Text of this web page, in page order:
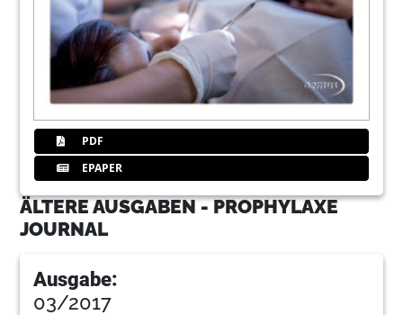
PDF
EPAPER
ÄLTERE AUSGABEN - PROPHYLAXE
JOURNAL
Ausgabe:
03/2017